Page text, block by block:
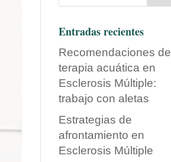
Entradas recientes
Recomendaciones de
terapia acuática en
Esclerosis Múltiple:
trabajo con aletas
Estrategias de
afrontamiento en
Esclerosis Múltiple